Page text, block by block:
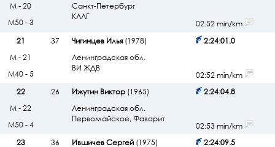
Санкт-Петербург
КЛЛГ
М - 20
М50 - 3
02:52 min/km
21
37 Чигинцев Илья(1978)
Ленинградская обл.
ВИ ЖДВ
2:24:01.0
М - 21
М40 - 5
02:52 min/km
22
26 Ижутин Виктор(1965)
Ленинградская обл.
Первомайское, Фаворит
2:24:04.8
М - 22
М50 - 4
02:53 min/km
23
36 Ившичев Сергей(1975)
2:24:09.5